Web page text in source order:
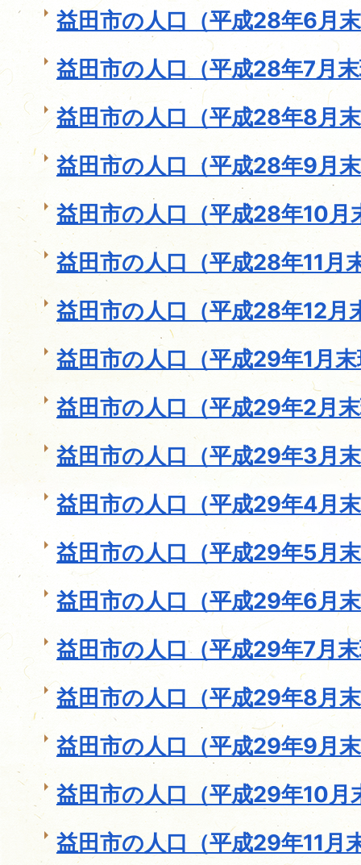
益田市の人口（平成28年6月
益田市の人口（平成28年7月
益田市の人口（平成28年8月
益田市の人口（平成28年9月
益田市の人口（平成28年10月
益田市の人口（平成28年11月
益田市の人口（平成28年12月
益田市の人口（平成29年1月
益田市の人口（平成29年2月
益田市の人口（平成29年3月
益田市の人口（平成29年4月
益田市の人口（平成29年5月
益田市の人口（平成29年6月
益田市の人口（平成29年7月
益田市の人口（平成29年8月
益田市の人口（平成29年9月
益田市の人口（平成29年10月
益田市の人口（平成29年11月